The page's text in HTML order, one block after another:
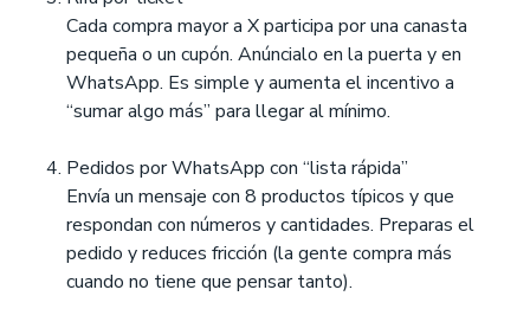
Cada compra mayor a X participa por una canasta
pequeña o un cupón. Anúncialo en la puerta y en
WhatsApp. Es simple y aumenta el incentivo a
“sumar algo más” para llegar al mínimo.
Pedidos por WhatsApp con “lista rápida”
Envía un mensaje con 8 productos típicos y que
respondan con números y cantidades. Preparas el
pedido y reduces fricción (la gente compra más
cuando no tiene que pensar tanto).